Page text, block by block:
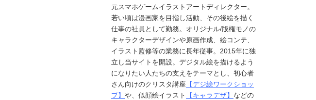
元スマホゲームイラストアートディレクター。
若い頃は漫画家を目指し活動、その後絵を描く
仕事の社員として勤務。オリジナル/版権モノの
キャラクターデザインや原画作成、絵コンテ、
イラスト監修等の業務に長年従事。2015年に独
立し当サイトを開設。デジタル絵を描けるよう
になりたい人たちの支えをテーマとし、初心者
さん向けのクリスタ講座 【デジ絵ワークショッ
プ】 や、似顔絵イラスト 【キャラデザ】 などの